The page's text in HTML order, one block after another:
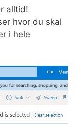
alltid!
hvor du skal
i hele